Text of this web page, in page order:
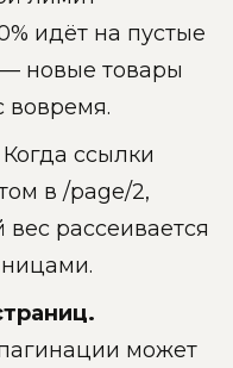
идёт на пустые
новые товары
вовремя.
Когда ссылки
в /page/2,
рассеивается
может